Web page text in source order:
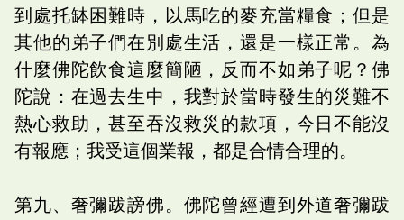
到處托缽困難時，以馬吃的麥充當糧食；但是
其他的弟子們在別處生活，還是一樣正常。為
什麼佛陀飲食這麼簡陋，反而不如弟子呢？佛
陀說：在過去生中，我對於當時發生的災難不
熱心救助，甚至吞沒救災的款項，今日不能沒
有報應；我受這個業報，都是合情合理的。
第九、奢彌跋謗佛。佛陀曾經遭到外道奢彌跋